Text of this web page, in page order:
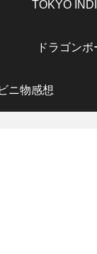
TOKYO
ドラゴンボ
ニ物感想